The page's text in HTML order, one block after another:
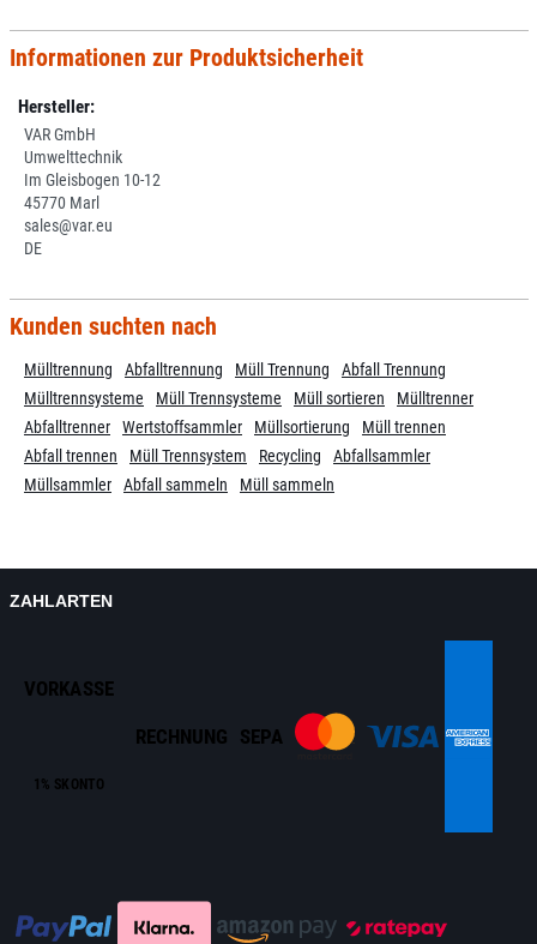
Informationen zur Produktsicherheit
Hersteller:
VAR GmbH
Umwelttechnik
Im Gleisbogen 10-12
45770 Marl
sales@var.eu
DE
Kunden suchten nach
Mülltrennung Abfalltrennung Müll Trennung
Abfall Trennung
Mülltrennsysteme
Müll Trennsysteme Müll sortieren
Mülltrenner
Abfalltrenner
Wertstoffsammler Müllsortierung
Müll trennen
Abfall trennen
Müll Trennsystem Recycling
Abfallsammler
Müllsammler
Abfall sammeln Müll sammeln
ZAHLARTEN
VORKASSE
1% SKONTO
RECHNUNG SEPA